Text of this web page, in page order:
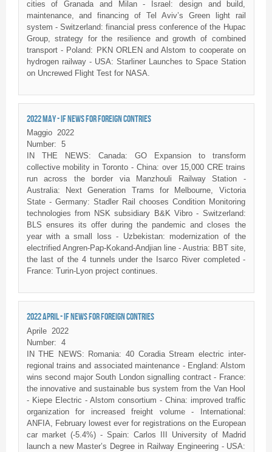
cities of Granada and Milan - Israel: design and build,
maintenance, and financing of Tel Aviv’s Green light rail
system - Switzerland: financial press conference of the Hupac
Group, strategy for the resilience and growth of combined
transport - Poland: PKN ORLEN and Alstom to cooperate on
hydrogen railway - USA: Starliner Launches to Space Station
on Uncrewed Flight Test for NASA.
2022 MAY - IF NEWS FOR FOREIGN CONTRIES
Maggio 2022
Number: 5
IN THE NEWS: Canada: GO Expansion to transform
collective mobility in Toronto - China: over 15,000 CRE trains
run across the border via Manzhouli Railway Station -
Australia: Next Generation Trams for Melbourne, Victoria
State - Germany: Stadler Rail chooses Condition Monitoring
technologies from NSK subsidiary B&K Vibro - Switzerland:
BLS ensures its offer during the pandemic and closes the
year with a small loss - Uzbekistan: modernization of the
electrified Angren-Pap-Kokand-Andjian line - Austria: BBT site,
the last of the 4 tunnels under the Isarco River completed -
France: Turin-Lyon project continues.
2022 APRIL - IF NEWS FOR FOREIGN CONTRIES
Aprile
2022
Number: 4
IN THE NEWS: Romania: 40 Coradia Stream electric inter-
regional trains and associated maintenance - England: Alstom
wins second major South London signalling contract - France:
the innovative and sustainable bus system from the Van Hool
- Kiepe Electric - Alstom consortium - China: improved traffic
organization for increased freight volume - International:
ANFIA, February lowest ever for registrations on the European
car market (-5.4%) - Spain: Carlos III University of Madrid
launch a new Master’s Degree in Railway Engineering - USA: